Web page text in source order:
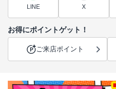
LINE X
お得にポイントゲット！
ご来店ポイント